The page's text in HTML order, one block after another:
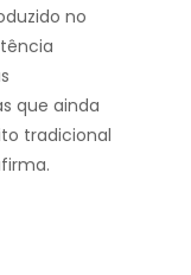
no
que ainda
tradicional